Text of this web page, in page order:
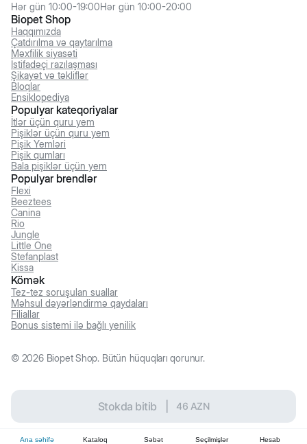
Stokda bitib 46 AZN
Biopet Shop
Haqqımızda
Çatdırılma və qaytarılma
Məxfilik siyasəti
İstifadəçi razılaşması
Şikayət və təkliflər
Bloqlar
Ensiklopediya
Hər gün 10:00-19:00Hər gün 10:00-20:00
Populyar kateqoriyalar
İtlər üçün quru yem
Pişiklər üçün quru yem
Pişik Yemləri
Pişik qumları
Bala pişiklər üçün yem
Populyar brendlər
Flexi
Beeztees
Canina
Rio
Jungle
Little One
Stefanplast
Kissa
Kömək
Tez-tez soruşulan suallar
Məhsul dəyərləndirmə qaydaları
Filiallar
Bonus sistemi ilə bağlı yenilik
© 2026Biopet Shop. Bütün hüquqları qorunur.
Ana səhifə Kataloq Səbət Seçilmişlər Hesab